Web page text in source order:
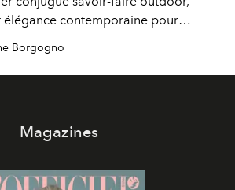
contemporaine pour
du quotidien.
Borgogno
Magazines